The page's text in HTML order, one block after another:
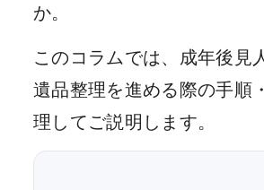
か。
このコラムでは、成年後見
遺品整理を進める際の手順
理してご説明します。